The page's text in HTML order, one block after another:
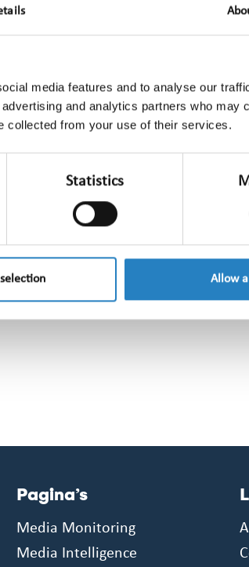
media features and to analyse our
and analytics partners who may
collected from your use of their services.
Statistics
Allow all
Pagina’s
Media Monitoring
Media Intelligence